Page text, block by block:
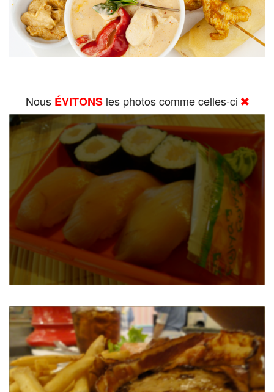
Nous ÉVITONSles photos comme celles-ci